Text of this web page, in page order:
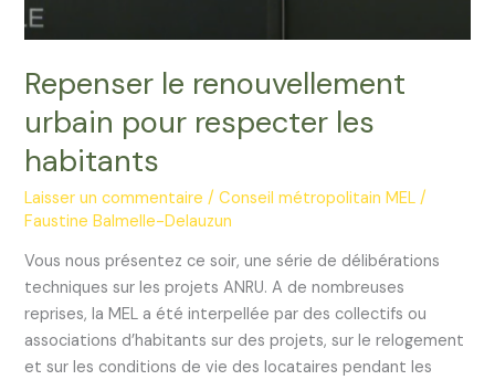
Repenser le renouvellement
urbain pour respecter les
habitants
Laisser un commentaire /Conseil métropolitain MEL /
Faustine Balmelle-Delauzun
Vous nous présentez ce soir, une série de délibérations
techniques sur les projets ANRU. A de nombreuses
reprises, la MEL a été interpellée par des collectifs ou
associations d’habitants sur des projets, sur le relogement
et sur les conditions de vie des locataires pendant les